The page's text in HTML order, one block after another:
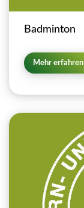
Badminton
Mehr erfahren